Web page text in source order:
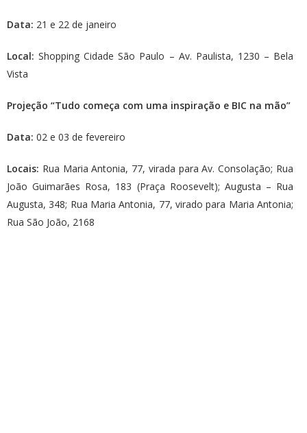
Data: 21 e 22 de janeiro
Local:Shopping Cidade São Paulo – Av. Paulista, 1230 – Bela
Vista
Projeção “Tudo começa com uma inspiração e BIC na mão”
Data: 02 e 03 de fevereiro
Locais: Rua Maria Antonia, 77, virada para Av. Consolação; Rua
João Guimarães Rosa, 183 (Praça Roosevelt); Augusta – Rua
Augusta, 348; Rua Maria Antonia, 77, virado para Maria Antonia;
Rua São João, 2168